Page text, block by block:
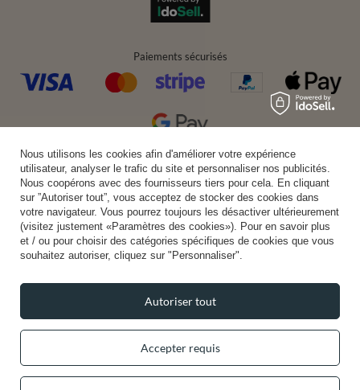
Paiements sécurisés
Livraison pratique
Vous pouvez nous faire confiance
Nous utilisons les cookies afin d'améliorer votre expérience
utilisateur, analyser le trafic du site et personnaliser nos publicités.
Nous coopérons avec des fournisseurs tiers pour cela. En cliquant
sur ”Autoriser tout”, vous acceptez de stocker des cookies dans
votre navigateur. Vous pourrez toujours les désactiver ultérieurement
(visitez justement «Paramètres des cookies»). Pour en savoir plus
et / ou pour choisir des catégories spécifiques de cookies que vous
souhaitez autoriser, cliquez sur "Personnaliser".
Accepter requis
Autoriser tout